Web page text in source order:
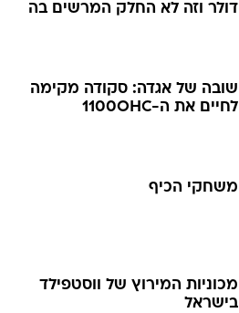
דולר וזה לא החלק המרשים בה
שובה של אגדה: סקודה מקימה
לחיים את ה-1100OHC
משחקי הכיף
מכוניות המירוץ של ווסטפילד
בישראל